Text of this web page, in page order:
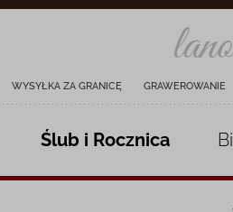
WYSYŁKA ZA GRANICĘ GRAWEROWANIE
Ślub i Rocznica